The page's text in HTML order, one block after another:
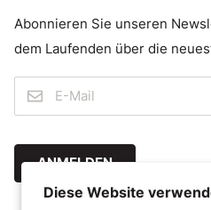
Abonnieren Sie unseren
dem Laufenden über die
ANMELDEN
Diese Website